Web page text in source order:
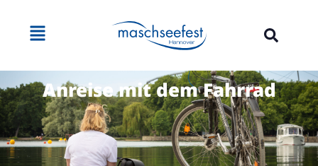
Anreise mit dem Fahrrad